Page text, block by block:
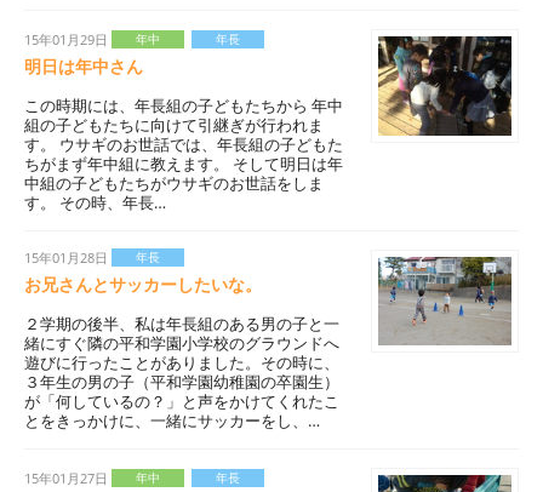
15年01月29日 年中 年長
明日は年中さん
この時期には、年長組の子どもたちから 年中
組の子どもたちに向けて引継ぎが行われま
す。 ウサギのお世話では、年長組の子どもた
ちがまず年中組に教えます。 そして明日は年
中組の子どもたちがウサギのお世話をしま
す。 その時、年長…
15年01月28日 年長
お兄さんとサッカーしたいな。
２学期の後半、私は年長組のある男の子と一
緒にすぐ隣の平和学園小学校のグラウンドへ
遊びに行ったことがありました。その時に、
３年生の男の子（平和学園幼稚園の卒園生）
が「何しているの？」と声をかけてくれたこ
とをきっかけに、一緒にサッカーをし、…
15年01月27日 年中 年長